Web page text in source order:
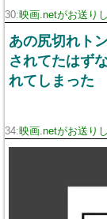
30:映画.netがお送り
あの尻切れト
されてたはず
れてしまった
34:映画.netがお送り